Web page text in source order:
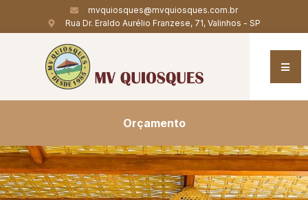
mvquiosques@mvquiosques.com.br
Rua Dr. Eraldo Aurélio Franzese, 71, Valinhos - SP
Orçamento